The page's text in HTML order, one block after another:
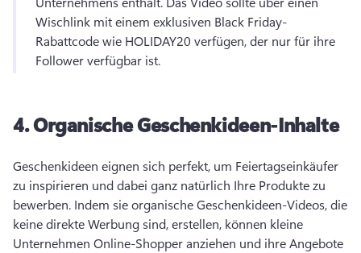
Wischlink mit einem exklusiven Black Friday-
Rabattcode wie HOLIDAY20 verfügen, der nur für ihre
Follower verfügbar ist.
4.Organische Geschenkideen-Inhalte
Geschenkideen eignen sich perfekt, um Feiertagseinkäufer
zu inspirieren und dabei ganz natürlich Ihre Produkte zu
bewerben. Indem sie organische Geschenkideen-Videos, die
keine direkte Werbung sind, erstellen, können kleine
Unternehmen Online-Shopper anziehen und ihre Angebote